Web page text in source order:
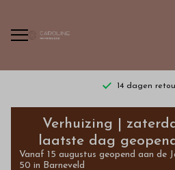
14 dagen
Il
Gufo
Verhuizing |
laatste dag
Vanaf 15 augustus geopend aan de
50 in Barneveld